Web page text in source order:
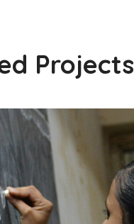
Projects